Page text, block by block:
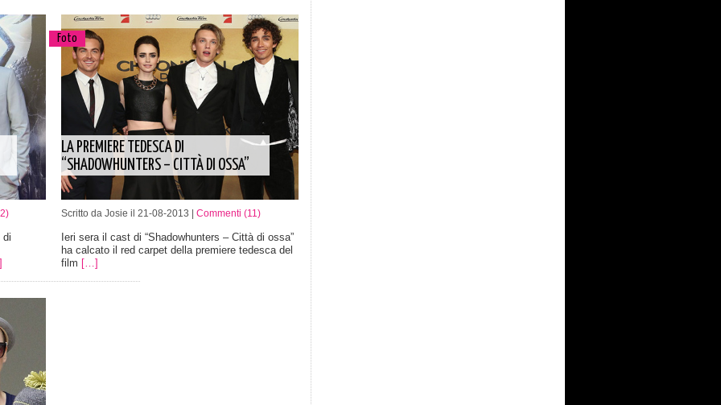
di
Foto
LA PREMIERE TEDESCA DI
“SHADOWHUNTERS – CITTÀ DI OSSA”
Scritto da Josie il 21-08-2013 | Commenti (11)
Ieri sera il cast di “Shadowhunters – Città di ossa”
ha calcato il red carpet della premiere tedesca del
film […]